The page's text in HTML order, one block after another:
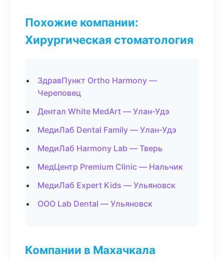
Похожие компании:
Хирургическая стоматология
ЗдравПункт Ortho Harmony —
Череповец
Дентал White MedArt — Улан-Удэ
МедиЛаб Dental Family — Улан-Удэ
МедиЛаб Harmony Lab — Тверь
МедЦентр Premium Clinic — Нальчик
МедиЛаб Expert Kids — Ульяновск
ООО Lab Dental — Ульяновск
Компании в Махачкала